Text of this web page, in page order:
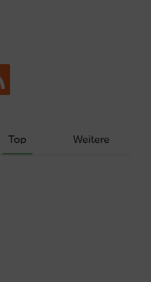
Top Weitere